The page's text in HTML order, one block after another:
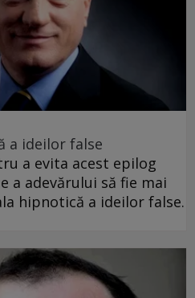
a ideilor false
a evita acest epilog
a adevărului să fie mai
hipnotică a ideilor false.